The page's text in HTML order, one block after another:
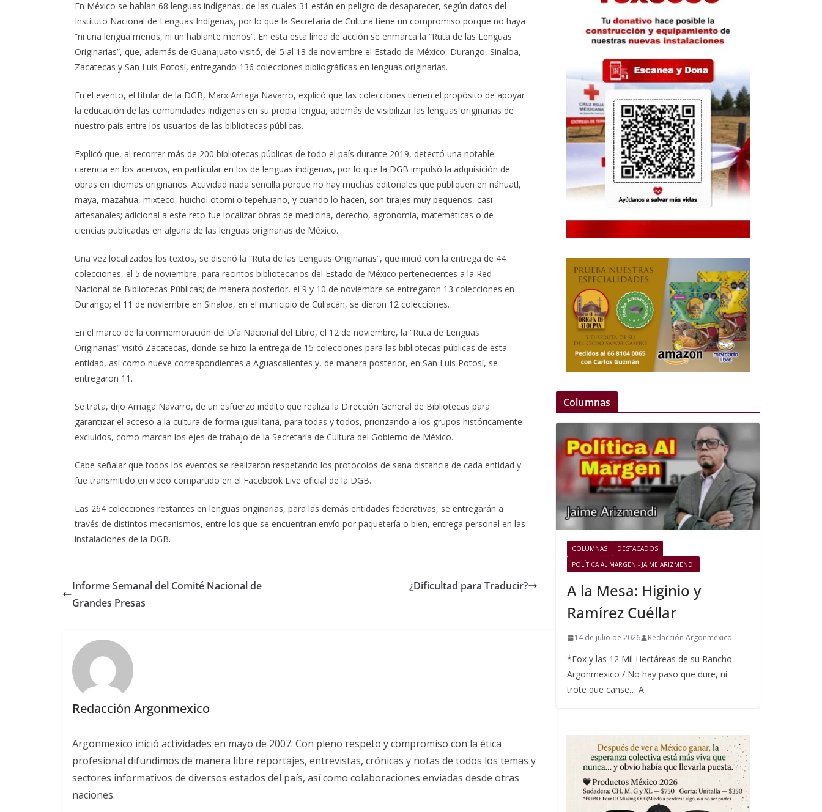
En México se hablan 68 lenguas indígenas, de las cuales 31 están en peligro de desaparecer, según datos del
Instituto Nacional de Lenguas Indígenas, por lo que la Secretaría de Cultura tiene un compromiso porque no haya
“ni una lengua menos, ni un hablante menos”. En esta esta línea de acción se enmarca la “Ruta de las Lenguas
Originarias”, que, además de Guanajuato visitó, del 5 al 13 de noviembre el Estado de México, Durango, Sinaloa,
Zacatecas y San Luis Potosí, entregando 136 colecciones bibliográficas en lenguas originarias.
En el evento, el titular de la DGB, Marx Arriaga Navarro, explicó que las colecciones tienen el propósito de apoyar
la educación de las comunidades indígenas en su propia lengua, además de visibilizar las lenguas originarias de
nuestro país entre los usuarios de las bibliotecas públicas.
Explicó que, al recorrer más de 200 bibliotecas públicas de todo el país durante 2019, detectó una notable
carencia en los acervos, en particular en los de lenguas indígenas, por lo que la DGB impulsó la adquisición de
obras en idiomas originarios. Actividad nada sencilla porque no hay muchas editoriales que publiquen en náhuatl,
maya, mazahua, mixteco, huichol otomí o tepehuano, y cuando lo hacen, son tirajes muy pequeños, casi
artesanales; adicional a este reto fue localizar obras de medicina, derecho, agronomía, matemáticas o de
ciencias publicadas en alguna de las lenguas originarias de México.
Una vez localizados los textos, se diseñó la “Ruta de las Lenguas Originarias”, que inició con la entrega de 44
colecciones, el 5 de noviembre, para recintos bibliotecarios del Estado de México pertenecientes a la Red
Nacional de Bibliotecas Públicas; de manera posterior, el 9 y 10 de noviembre se entregaron 13 colecciones en
Durango; el 11 de noviembre en Sinaloa, en el municipio de Culiacán, se dieron 12 colecciones.
En el marco de la conmemoración del Día Nacional del Libro, el 12 de noviembre, la “Ruta de Lenguas
Originarias” visitó Zacatecas, donde se hizo la entrega de 15 colecciones para las bibliotecas públicas de esta
entidad, así como nueve correspondientes a Aguascalientes y, de manera posterior, en San Luis Potosí, se
entregaron 11.
Se trata, dijo Arriaga Navarro, de un esfuerzo inédito que realiza la Dirección General de Bibliotecas para
garantizar el acceso a la cultura de forma igualitaria, para todas y todos, priorizando a los grupos históricamente
excluidos, como marcan los ejes de trabajo de la Secretaría de Cultura del Gobierno de México.
Cabe señalar que todos los eventos se realizaron respetando los protocolos de sana distancia de cada entidad y
fue transmitido en video compartido en el Facebook Live oficial de la DGB.
Las 264 colecciones restantes en lenguas originarias, para las demás entidades federativas, se entregarán a
través de distintos mecanismos, entre los que se encuentran envío por paquetería o bien, entrega personal en las
instalaciones de la DGB.
Informe Semanal del Comité Nacional de
Grandes Presas
¿Dificultad para Traducir?
Redacción Argonmexico
Argonmexico inició actividades en mayo de 2007. Con pleno respeto y compromiso con la ética
profesional difundimos de manera libre reportajes, entrevistas, crónicas y notas de todos los temas y
sectores informativos de diversos estados del país, así como colaboraciones enviadas desde otras
naciones.
Columnas
COLUMNAS
DESTACADOS
POLÍTICA AL MARGEN - JAIME ARIZMENDI
A la Mesa: Higinio y
Ramírez Cuéllar
14 de julio de 2026 Redacción Argonmexico
*Fox y las 12 Mil Hectáreas de su Rancho
Argonmexico / No hay paso que dure, ni
trote que canse… A